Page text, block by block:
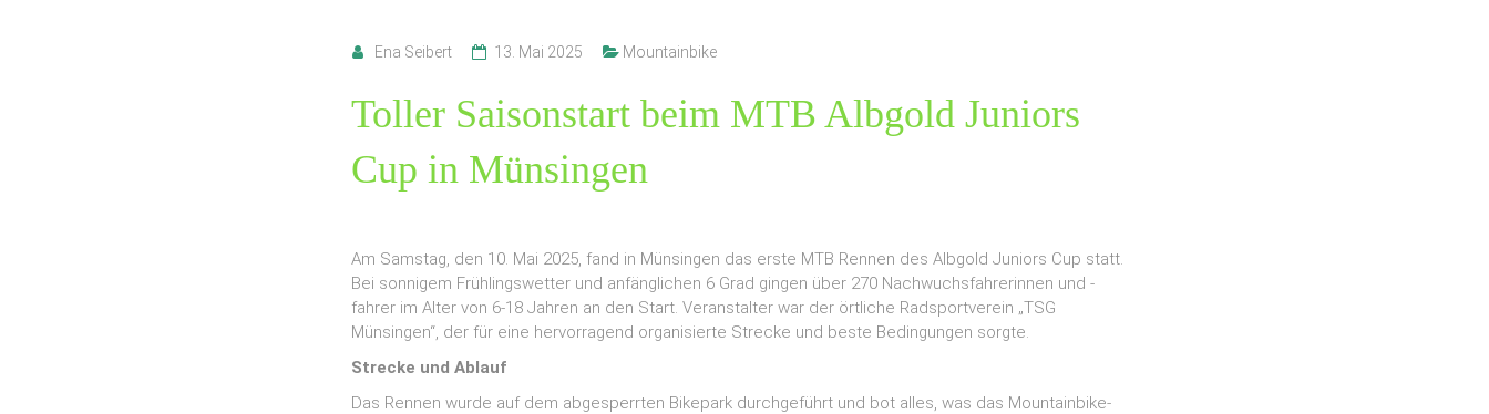
Ena Seibert 13. Mai 2025 Mountainbike
Toller Saisonstart beim MTB Albgold Juniors
Cup in Münsingen
Am Samstag, den 10. Mai 2025, fand in Münsingen das erste MTB Rennen des Albgold Juniors Cup statt.
Bei sonnigem Frühlingswetter und anfänglichen 6 Grad gingen über 270 Nachwuchsfahrerinnen und -
fahrer im Alter von 6-18 Jahren an den Start. Veranstalter war der örtliche Radsportverein „TSG
Münsingen“, der für eine hervorragend organisierte Strecke und beste Bedingungen sorgte.
Strecke und Ablauf
Das Rennen wurde auf dem abgesperrten Bikepark durchgeführt und bot alles, was das Mountainbike-